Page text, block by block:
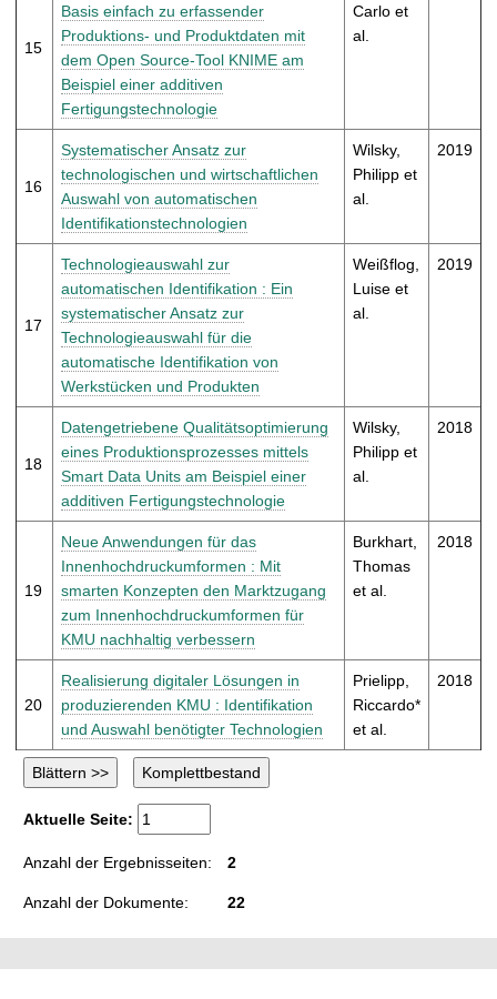
15
Basis einfach zu erfassender
Produktions- und Produktdaten mit
dem Open Source-Tool KNIME am
Beispiel einer additiven
Fertigungstechnologie
Carlo et
al.
16
Systematischer Ansatz zur
technologischen und wirtschaftlichen
Auswahl von automatischen
Identifikationstechnologien
Wilsky,
Philipp et
al.
2019
17
Technologieauswahl zur
automatischen Identifikation : Ein
systematischer Ansatz zur
Technologieauswahl für die
automatische Identifikation von
Werkstücken und Produkten
Weißflog,
Luise et
al.
2019
18
Datengetriebene Qualitätsoptimierung
eines Produktionsprozesses mittels
Smart Data Units am Beispiel einer
additiven Fertigungstechnologie
Wilsky,
Philipp et
al.
2018
19
Neue Anwendungen für das
Innenhochdruckumformen : Mit
smarten Konzepten den Marktzugang
zum Innenhochdruckumformen für
KMU nachhaltig verbessern
Burkhart,
Thomas
et al.
2018
20
Realisierung digitaler Lösungen in
produzierenden KMU : Identifikation
und Auswahl benötigter Technologien
Prielipp,
Riccardo*
et al.
2018
Aktuelle Seite:
Anzahl der Ergebnisseiten: 2
Anzahl der Dokumente: 22